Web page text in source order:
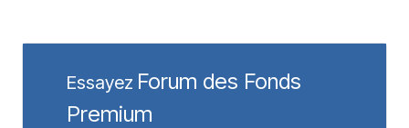
Essayez Forum des Fonds
Premium